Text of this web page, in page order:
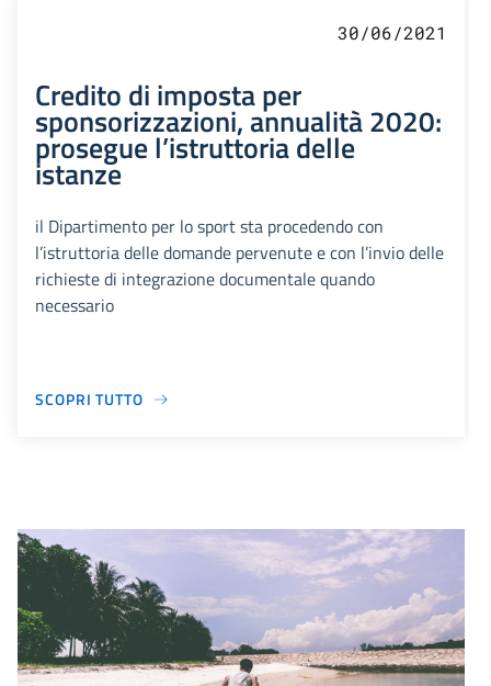
30/06/2021
Credito di imposta per
sponsorizzazioni, annualità 2020:
prosegue l’istruttoria delle
istanze
il Dipartimento per lo sport sta procedendo con
l’istruttoria delle domande pervenute e con l’invio delle
richieste di integrazione documentale quando
necessario
SCOPRI TUTTO